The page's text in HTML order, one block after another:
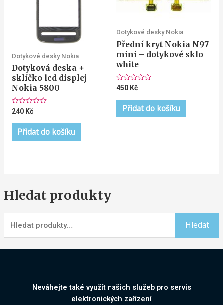
Hledat produkty
Hledat
Dotykové desky Nokia
Dotyková deska +
sklíčko lcd displej
Nokia 5800
Hodnocení
z
240 Kč
Přidat do košíku
Dotykové desky Nokia
Přední kryt Nokia N97
mini – dotykové sklo
white
Hodnocení
z
450 Kč
Přidat do košíku
Neváhejte také využít našich služeb pro servis
elektronických zařízení